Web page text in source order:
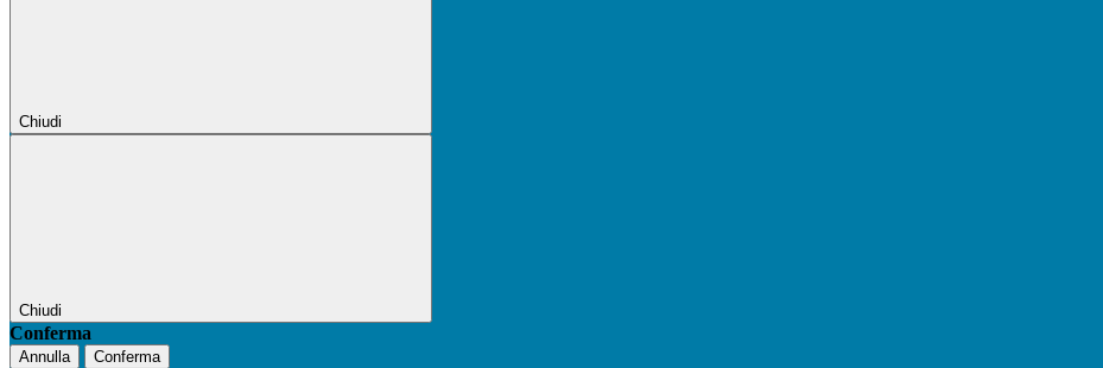
Chiudi
Chiudi
Conferma
Annulla Conferma